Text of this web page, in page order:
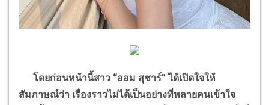
โดยก่อนหน้านี้สาว “ออม สุชาร์”ได้เปิดใจให้
สัมภาษณ์ว่า เรื่องราวไม่ได้เป็นอย่างที่หลายคนเข้าใจ